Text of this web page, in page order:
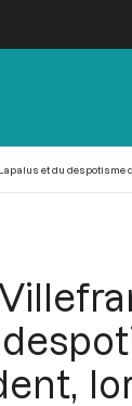
et du despotisme